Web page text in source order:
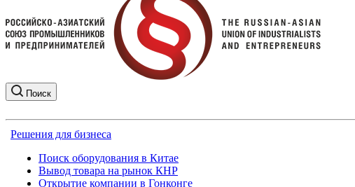
Поиск
Решения для бизнеса
Поиск оборудования в Китае
Вывод товара на рынок КНР
Открытие компании в Гонконге